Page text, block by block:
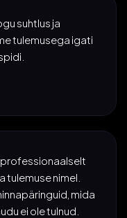
suhtlus ja
tulemusega igati
tulemuse nimel.
mida
ei ole tulnud.